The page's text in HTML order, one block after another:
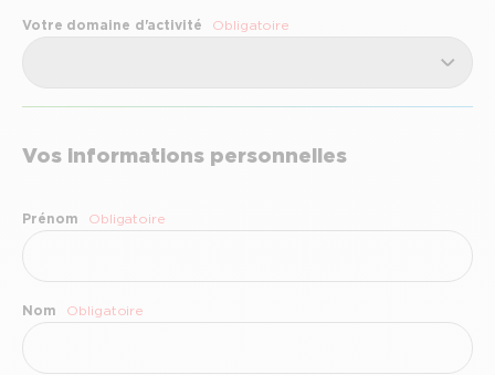
Votre domaine d'activité Obligatoire
Vos informations personnelles
Prénom Obligatoire
Nom Obligatoire